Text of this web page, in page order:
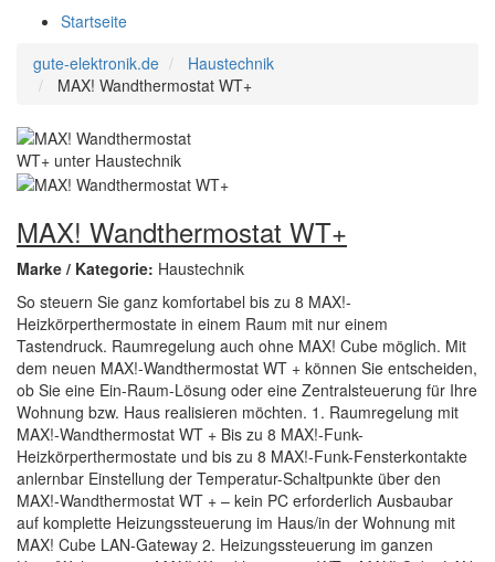
Startseite
gute-elektronik.de
Haustechnik
MAX! Wandthermostat WT+
MAX! Wandthermostat WT+
Marke / Kategorie: Haustechnik
So steuern Sie ganz komfortabel bis zu 8 MAX!-
Heizkörperthermostate in einem Raum mit nur einem
Tastendruck. Raumregelung auch ohne MAX! Cube möglich. Mit
dem neuen MAX!-Wandthermostat WT + können Sie entscheiden,
ob Sie eine Ein-Raum-Lösung oder eine Zentralsteuerung für Ihre
Wohnung bzw. Haus realisieren möchten. 1. Raumregelung mit
MAX!-Wandthermostat WT + Bis zu 8 MAX!-Funk-
Heizkörperthermostate und bis zu 8 MAX!-Funk-Fensterkontakte
anlernbar Einstellung der Temperatur-Schaltpunkte über den
MAX!-Wandthermostat WT + – kein PC erforderlich Ausbaubar
auf komplette Heizungssteuerung im Haus/in der Wohnung mit
MAX! Cube LAN-Gateway 2. Heizungssteuerung im ganzen